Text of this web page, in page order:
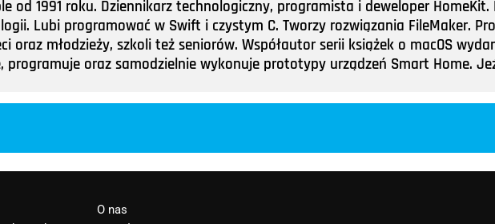
od 1991 roku. Dziennikarz technologiczny, programista i deweloper
Lubi programować w Swift i czystym C. Tworzy rozwiązania FileMaker.
oraz młodzieży, szkoli też seniorów. Współautor serii książek o macOS
programuje oraz samodzielnie wykonuje prototypy urządzeń Smart Home.
O nas